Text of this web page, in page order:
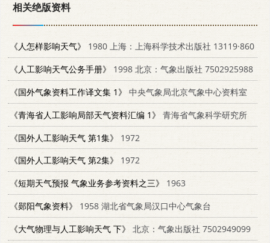
相关绝版资料
《人怎样影响天气》
1980 上海：上海科学技术出版社 13119·860
《人工影响天气公务手册》
1998 北京：气象出版社 7502925988
《国外气象资料工作译文集 1》 中央气象局北京气象中心资料室
《青海省人工影响局部天气资料汇编 1》
青海省气象科学研究所
《国外人工影响天气 第1集》
1972
《国外人工影响天气 第2集》
1972
《短期天气预报 气象业务参考资料之三》
1963
《郧阳气象资料》
1958 湖北省气象局汉口中心气象台
《大气物理与人工影响天气 下》
北京：气象出版社 7502949099